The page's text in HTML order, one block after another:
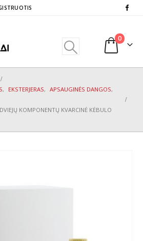
0
, EKSTERJERAS, APSAUGINĖS DANGOS,
KOMPONENTŲ KVARCINĖ KĖBULO